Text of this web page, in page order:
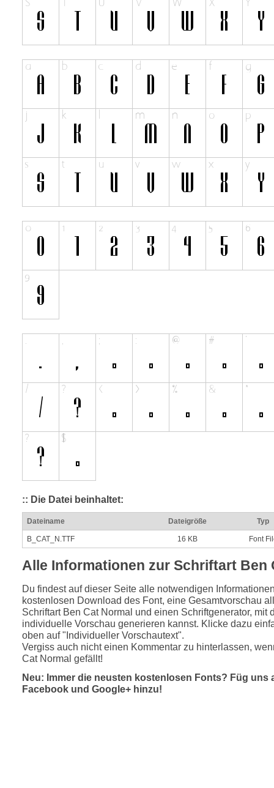
:: Die Datei beinhaltet:
Dateiname Dateigröße Typ
B_CAT_N.TTF 16 KB Font
Alle Informationen zur Schriftart Ben
Du findest auf dieser Seite alle notwendigen
kostenlosen Download des Font, eine Gesamtvorschau
Schriftart Ben Cat Normal und einen Schriftgenerator, mit
individuelle Vorschau generieren kannst. Klicke dazu
oben auf "Individueller Vorschautext".
Vergiss auch nicht einen Kommentar zu hinterlassen,
Cat Normal gefällt!
Neu: Immer die neusten kostenlosen Fonts? Füg uns
Facebook und Google+ hinzu!